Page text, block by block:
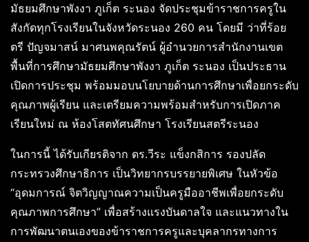
มัธยมศึกษาพังงา ภูเก็ต ระนอง จัดประชุมข้าราชการครูใน
สังกัดทุกโรงเรียนในจังหวัดระนอง 260 คน โดยมี ว่าที่ร้อย
ตรี ปัญจมาสน์ มาศนพคุณรัตน์ ผู้อำนวยการสำนักงานเขต
พื้นที่การศึกษามัธยมศึกษาพังงา ภูเก็ต ระนอง เป็นประธาน
เปิดการประชุม พร้อมมอบนโยบายด้านการศึกษาเพื่อยกระดับ
คุณภาพผู้เรียน และเตรียมความพร้อมสำหรับการเปิดภาค
เรียนใหม่ ณ ห้องโสตทัศนศึกษา โรงเรียนสตรีระนอง
ในการนี้ ได้รับเกียรติจาก ดร.วีระ แข็งกสิการ รองปลัด
กระทรวงศึกษาธิการ เป็นวิทยากรบรรยายพิเศษ ในหัวข้อ
“อุดมการณ์ จิตวิญญาณความเป็นครูมืออาชีพเพื่อยกระดับ
คุณภาพการศึกษา” เพื่อสร้างแรงบันดาลใจ และแนวทางใน
การพัฒนาตนเองของข้าราชการครูและบุคลากรทางการ